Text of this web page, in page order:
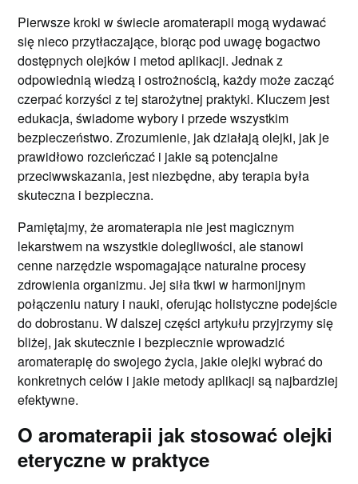
Pierwsze kroki w świecie aromaterapii mogą wydawać
się nieco przytłaczające, biorąc pod uwagę bogactwo
dostępnych olejków i metod aplikacji. Jednak z
odpowiednią wiedzą i ostrożnością, każdy może zacząć
czerpać korzyści z tej starożytnej praktyki. Kluczem jest
edukacja, świadome wybory i przede wszystkim
bezpieczeństwo. Zrozumienie, jak działają olejki, jak je
prawidłowo rozcieńczać i jakie są potencjalne
przeciwwskazania, jest niezbędne, aby terapia była
skuteczna i bezpieczna.
Pamiętajmy, że aromaterapia nie jest magicznym
lekarstwem na wszystkie dolegliwości, ale stanowi
cenne narzędzie wspomagające naturalne procesy
zdrowienia organizmu. Jej siła tkwi w harmonijnym
połączeniu natury i nauki, oferując holistyczne podejście
do dobrostanu. W dalszej części artykułu przyjrzymy się
bliżej, jak skutecznie i bezpiecznie wprowadzić
aromaterapię do swojego życia, jakie olejki wybrać do
konkretnych celów i jakie metody aplikacji są najbardziej
efektywne.
O aromaterapii jak stosować olejki
eteryczne w praktyce